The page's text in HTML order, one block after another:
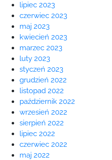
lipiec 2023
czerwiec 2023
maj 2023
kwiecień 2023
marzec 2023
luty 2023
styczeń 2023
grudzień 2022
listopad 2022
październik 2022
wrzesień 2022
sierpień 2022
lipiec 2022
czerwiec 2022
maj 2022